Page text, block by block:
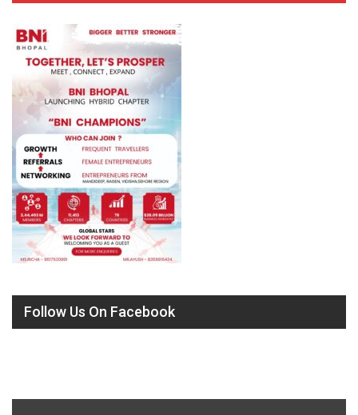
Follow Us On Facebook